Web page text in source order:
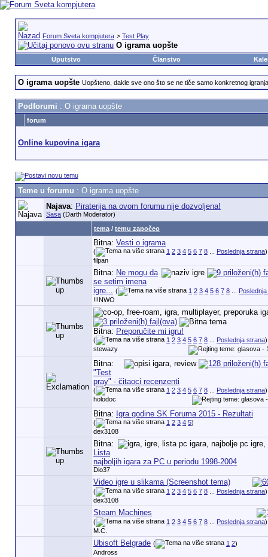
Forum Sveta kompjutera > Test Play
O igrama uopšte
Uputstvo Članstvo
O igrama uopšte Uopšteno, dakle sve ono što se ne tiče samo konkretnog
Podforumi : O igrama uopšte
forum
Online kupovina igara
Teme u forumu : O igrama uopšte
Najava: Piraterija na ovom forumu nije dozvoljena!
Sasa(Darth Moderator)
tema/ temu započeo
Bitna: Vesti o igrama
( 1 2 3 4 5 6 7 8... Poslednja strana)
filpan
Bitna: Ne mogu da
se setim imena
igre... ( 1 2 3 4 5 6 7 8...
!!!NWO
Bitna: Preporučite mi igru!
( 1 2 3 4 5 6 7 8... Poslednja strana)
stewazy
Bitna:
"Test
pray" - čitaoci recenzenti
( 1 2 3 4 5 6 7 8... Poslednja strana)
holodoc
Bitna: Igra godine SK Foruma 2015 - Rezultati
( 1 2 3 4 5)
dex3108
Bitna:
Lista
najboljih igara za PC u periodu 1998-2004
Dio37
Video igre u slikama (Screenshot tema)
( 1 2 3 4 5 6 7 8... Poslednja strana)
dex3108
Steam Machines
( 1 2 3 4 5 6 7 8... Poslednja strana)
M.C.
Ubisoft Belgrade ( 1 2)
Andross